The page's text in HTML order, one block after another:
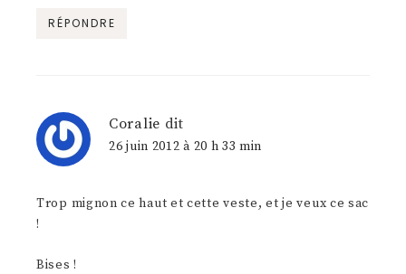
RÉPONDRE
Coralie dit
26 juin 2012 à 20 h 33 min
Trop mignon ce haut et cette veste, et je veux ce sac
!
Bises !